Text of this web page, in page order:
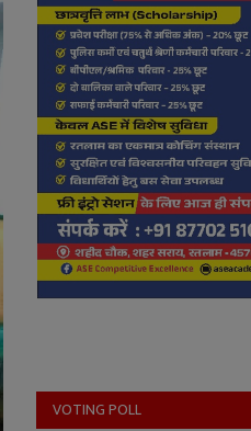
VOTING POLL